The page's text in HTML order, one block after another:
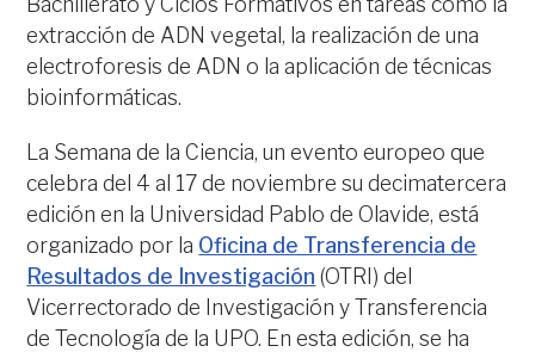
extracción de ADN vegetal, la realización de una
electroforesis de ADN o la aplicación de técnicas
bioinformáticas.
La Semana de la Ciencia, un evento europeo que
celebra del 4 al 17 de noviembre su decimatercera
edición en la Universidad Pablo de Olavide, está
organizado por la Oficina de Transferencia de
Resultados de Investigación (OTRI) del
Vicerrectorado de Investigación y Transferencia
de Tecnología de la UPO. En esta edición, se ha